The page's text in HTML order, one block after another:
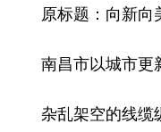
台湾 思客
访谈 视
原标题：向新向
南昌市以城市更
杂乱架空的线缆